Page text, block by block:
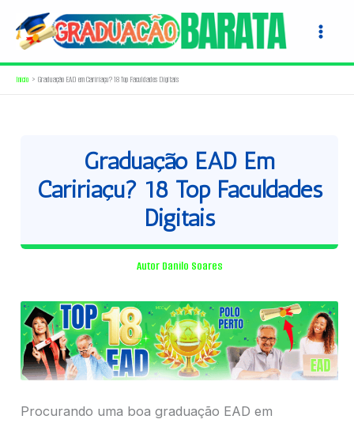
para
conteúdo
Início Graduação EAD em Caririaçu? 18 Top Faculdades Digitais
Graduação EAD Em
Caririaçu? 18 Top Faculdades
Digitais
Autor Danilo Soares
Procurando uma boa graduação EAD em